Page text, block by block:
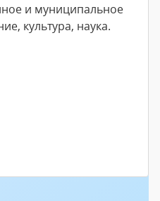
и муниципальное
культура, наука.